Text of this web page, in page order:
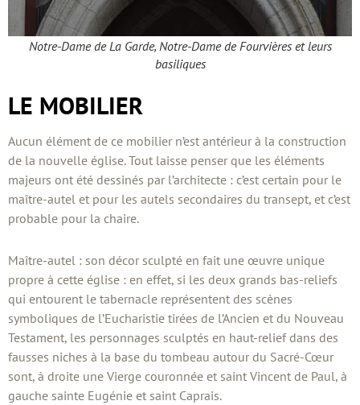
Notre-Dame de La Garde, Notre-Dame de Fourvières et leurs
basiliques
LE MOBILIER
Aucun élément de ce mobilier n’est antérieur à la construction
de la nouvelle église. Tout laisse penser que les éléments
majeurs ont été dessinés par l’architecte : c’est certain pour le
maître-autel et pour les autels secondaires du transept, et c’est
probable pour la chaire.
Maître-autel : son décor sculpté en fait une œuvre unique
propre à cette église : en effet, si les deux grands bas-reliefs
qui entourent le tabernacle représentent des scènes
symboliques de l’Eucharistie tirées de l’Ancien et du Nouveau
Testament, les personnages sculptés en haut-relief dans des
fausses niches à la base du tombeau autour du Sacré-Cœur
sont, à droite une Vierge couronnée et saint Vincent de Paul, à
gauche sainte Eugénie et saint Caprais.